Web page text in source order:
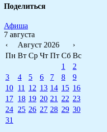
Поделиться
Афиша
7 августа
‹
Август 2026
›
Пн Вт Ср Чт Пт Сб Вс
1
2
3
4 5 6 7 8
9
10 11 12 13 14 15 16
17 18 19 20 21 22 23
24 25 26 27 28 29 30
31